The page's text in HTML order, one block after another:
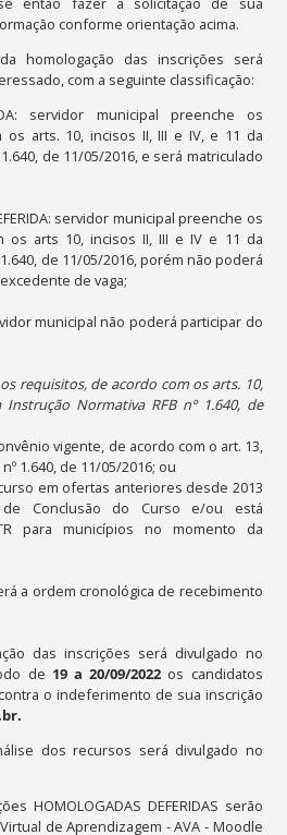
conforme orientação acima.
homologação das inscrições será
com a seguinte classificação:
servidor municipal preenche os
arts. 10, incisos II, III e IV, e 11 da
de 11/05/2016, e será matriculado
servidor municipal preenche os
os arts 10, incisos II, III e IV e 11 da
de 11/05/2016, porém não poderá
de vaga;
municipal não poderá participar do
requisitos, de acordo com os arts. 10,
Normativa RFB nº 1.640, de
vigente, de acordo com o art. 13,
1.640, de 11/05/2016; ou
em ofertas anteriores desde 2013
Conclusão do Curso e/ou está
para municípios no momento da
a ordem cronológica de recebimento
das inscrições será divulgado no
de 19 a 20/09/2022 os candidatos
o indeferimento de sua inscrição
.
dos recursos será divulgado no
HOMOLOGADAS DEFERIDAS serão
de Aprendizagem - AVA - Moodle